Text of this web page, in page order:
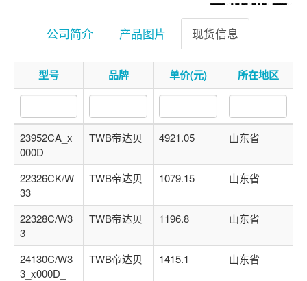
微信扫一扫
点击菜单更好用
公司简介 产品图片 现货信息
型号 品牌 单价(元) 所在地区
23952CA_x
000D_
TWB帝达贝 4921.05 山东省
22326CK/W
33
TWB帝达贝 1079.15 山东省
22328C/W3
3
TWB帝达贝 1196.8 山东省
24130C/W3
3_x000D_
TWB帝达贝 1415.1 山东省